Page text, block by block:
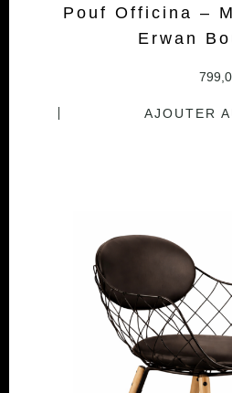
Pouf Officina –
Erwan
AJOUTER